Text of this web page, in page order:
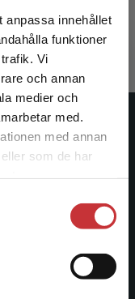
anpassa innehållet
funktioner
Vi
och annan
medier och
med.
med annan
som de har
Sverige.
Sverige. För
med